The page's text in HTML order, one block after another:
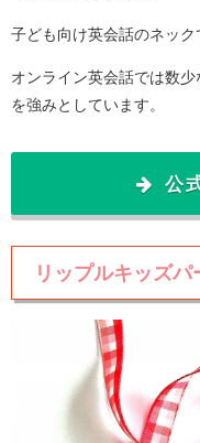
子ども向け英会話のネック
オンライン英会話では数
を強みとしています。
公
リップルキッズパ